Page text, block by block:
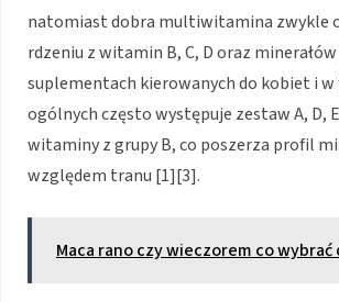
natomiast dobra multiwitamina zwykle
rdzeniu z witamin B, C, D oraz
suplementach kierowanych do kobiet i w
ogólnych często występuje zestaw A, D,
witaminy z grupy B, co poszerza profil
względem tranu [1][3].
Maca rano czy wieczorem co wybrać